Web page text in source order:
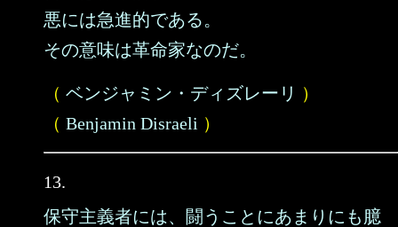
悪には急進的である。
その意味は革命家なのだ。
（ ベンジャミン・ディズレーリ ）
（ Benjamin Disraeli ）
13.
保守主義者には、闘うことにあまりにも臆